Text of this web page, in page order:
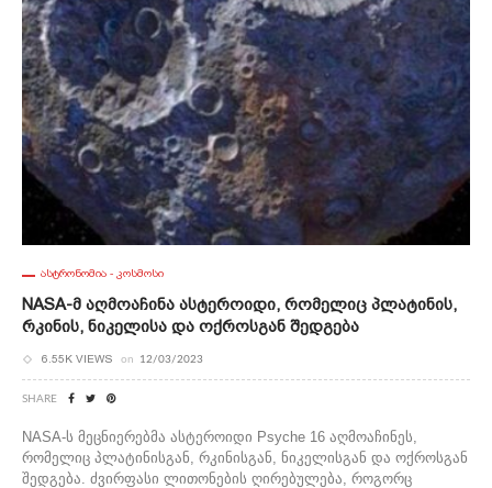
ᲐᲡᲢᲠᲝᲜᲝᲛᲘᲐ - ᲙᲝᲡᲛᲝᲡᲘ
NASA-Მ Აღმოაჩინა Ასტეროიდი, Რომელიც Პლატინის,
Რკინის, Ნიკელისა Და Ოქროსგან Შედგება
6.55K VIEWS on 12/03/2023
SHARE
NASA-ს მეცნიერებმა ასტეროიდი Psyche 16 აღმოაჩინეს,
რომელიც პლატინისგან, რკინისგან, ნიკელისგან და ოქროსგან
შედგება. ძვირფასი ლითონების ღირებულება, როგორც